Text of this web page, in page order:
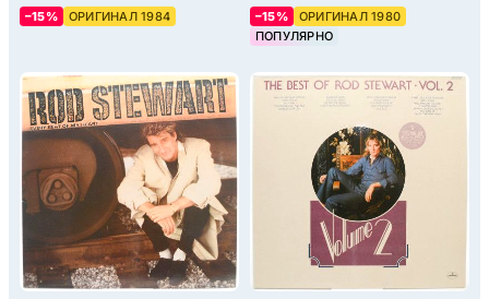
–15% ОРИГИНАЛ 1984 –15%
ОРИГИНАЛ 1980
ПОПУЛЯРНО